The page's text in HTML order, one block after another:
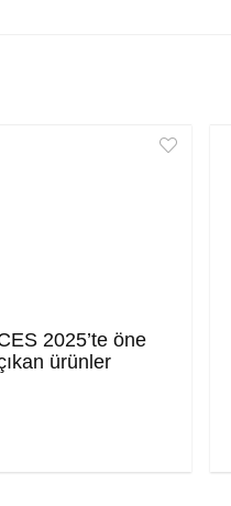
2025’te öne
ürünler